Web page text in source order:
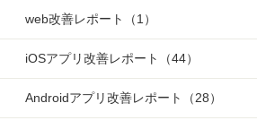
web改善レポート （1）
iOSアプリ改善レポート （44）
Androidアプリ改善レポート （28）